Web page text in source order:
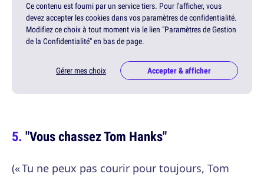
Ce contenu est fourni par un service tiers. Pour l'afficher, vous
devez accepter les cookies dans vos paramètres de confidentialité.
Modifiez ce choix à tout moment via le lien "Paramètres de Gestion
de la Confidentialité" en bas de page.
Gérer mes choix Accepter & afficher
"Vous chassez Tom Hanks"
(« Tu ne peux pas courir pour toujours, Tom